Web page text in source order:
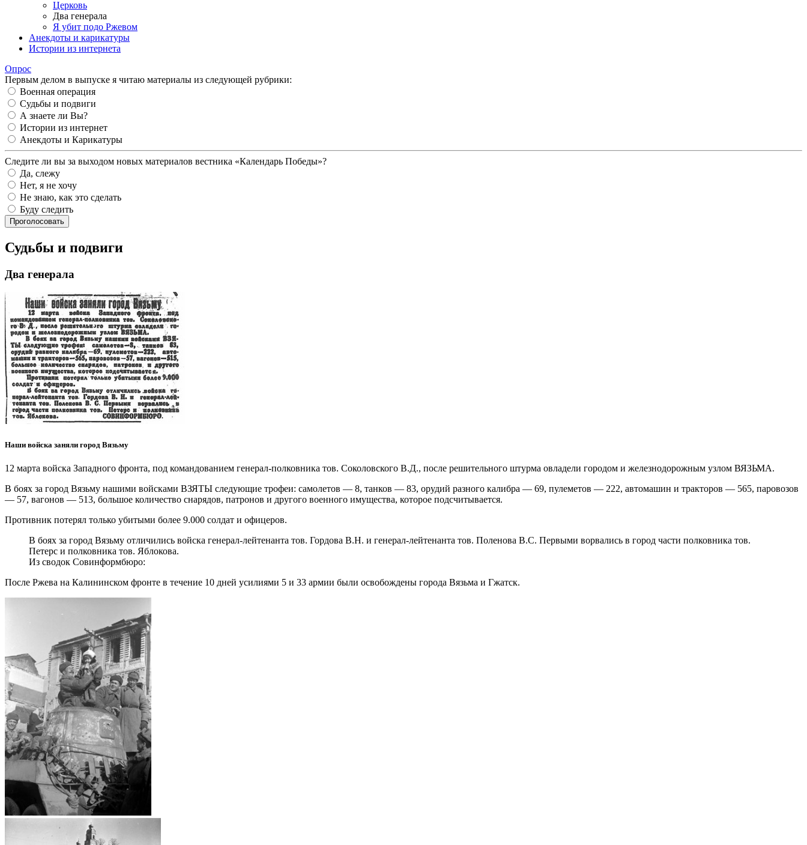
Церковь
Два генерала
Я убит подо Ржевом
Анекдоты и карикатуры
Истории из интернета
Опрос
Первым делом в выпуске я читаю материалы из следующей рубрики:
Военная операция
Судьбы и подвиги
А знаете ли Вы?
Истории из интернет
Анекдоты и Карикатуры
Следите ли вы за выходом новых материалов вестника «Календарь Победы»?
Да, слежу
Нет, я не хочу
Не знаю, как это сделать
Буду следить
Проголосовать
Судьбы и подвиги
Два генерала
Наши войска заняли город Вязьму
12 марта войска Западного фронта, под командованием генерал-полковника тов. Соколовского В.Д., после решительного штурма овладели городом и железнодорожным узлом ВЯЗЬМА.
В боях за город Вязьму нашими войсками ВЗЯТЫ следующие трофеи: самолетов — 8, танков — 83, орудий разного калибра — 69, пулеметов — 222, автомашин и тракторов — 565, паровозов
— 57, вагонов — 513, большое количество снарядов, патронов и другого военного имущества, которое подсчитывается.
Противник потерял только убитыми более 9.000 солдат и офицеров.
В боях за город Вязьму отличились войска генерал-лейтенанта тов. Гордова В.Н. и генерал-лейтенанта тов. Поленова В.С. Первыми ворвались в город части полковника тов.
Петерс и полковника тов. Яблокова.
Из сводок Совинформбюро:
После Ржева на Калининском фронте в течение 10 дней усилиями 5 и 33 армии были освобождены города Вязьма и Гжатск.